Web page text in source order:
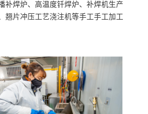
补焊炉、高温度钎焊炉、补焊机生产
翘片冲压工艺浇注机等手工手工加工